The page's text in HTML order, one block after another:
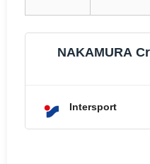
NAKAMURA
Intersport